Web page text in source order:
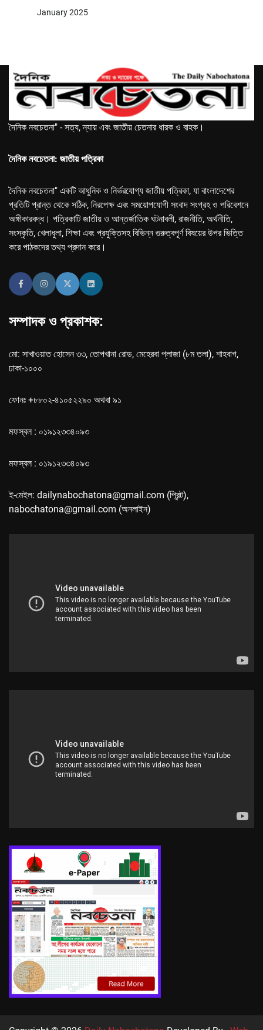
January 2025
দৈনিক নবচেতনা" - সত্য, ন্যায় এবং জাতীয় চেতনার ধারক ও বাহক।
দৈনিক নবচেতনা: জাতীয় পত্রিকা
দৈনিক নবচেতনা" একটি আধুনিক ও নির্ভরযোগ্য জাতীয় পত্রিকা, যা বাংলাদেশের
প্রতিটি প্রান্ত থেকে সঠিক, নিরপেক্ষ এবং সময়োপযোগী সংবাদ সংগ্রহ ও পরিবেশনে
অঙ্গীকারবদ্ধ। পত্রিকাটি জাতীয় ও আন্তর্জাতিক ঘটনাবলী, রাজনীতি, অর্থনীতি,
সংস্কৃতি, খেলাধুলা, শিক্ষা এবং প্রযুক্তিসহ বিভিন্ন গুরুত্বপূর্ণ বিষয়ের উপর ভিত্তি
করে পাঠকদের তথ্য প্রদান করে।
সম্পাদক ও প্রকাশক:
মো: সাখাওয়াত হোসেন ৩৩, তোপখানা রোড, মেহেরবা প্লাজা (৮ম তলা), শাহবাগ,
ঢাকা-১০০০
ফোনঃ +৮৮০২-৪১০৫২২৯০ অথবা ৯১
মফস্বল : ০১৯১২৩৩৪০৯৩
মফস্বল : ০১৯১২৩৩৪০৯৩
ই-মেইল: dailynabochatona@gmail.com (প্রিন্ট),
nabochatona@gmail.com (অনলাইন)